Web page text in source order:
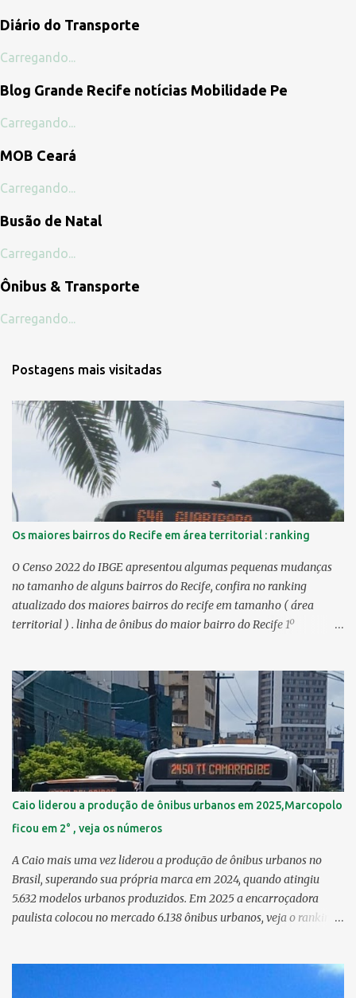
m
e
t
á
i
o
Diário do Transporte
Carregando...
Blog Grande Recife notícias Mobilidade Pe
Carregando...
MOB Ceará
Carregando...
Busão de Natal
Carregando...
Ônibus & Transporte
Carregando...
Postagens mais visitadas
Os maiores bairros do Recife em área territorial : ranking
O Censo 2022 do IBGE apresentou algumas pequenas mudanças
no tamanho de alguns bairros do Recife, confira no ranking
atualizado dos maiores bairros do recife em tamanho ( área
territorial ) . linha de ônibus do maior bairro do Recife 1º
Curado 7,98 km² 5º Boa Viagem 7,76 km² > no Censo 2010 : 7,53
km² 6º Imbiribeira 6,65 km² > no Censo 2010 : 6,66 km² 7º Pina
6,29 km² 8º Dois Irmãos 5,85 km² 9º Barro 4,54 km² 10º Iputinga
4,33 km² > no Censo 2010 : 4,34 km² 11º Cohab 4,33 km² > no
Censo 2010: 4,26 km² 12º Passarinho 4,06 km² 13º Santo Amaro
3,80 km² 14º Afogados 3,69 km² 15º Cordeiro 3,40 km² 16º São José
3,26 km² 17º Dois Unidos 3,12 km² 18...
Caio liderou a produção de ônibus urbanos em 2025,Marcopolo
ficou em 2° , veja os números
A Caio mais uma vez liderou a produção de ônibus urbanos no
Brasil, superando sua própria marca em 2024, quando atingiu
5.632 modelos urbanos produzidos. Em 2025 a encarroçadora
paulista colocou no mercado 6.138 ônibus urbanos, veja o ranking